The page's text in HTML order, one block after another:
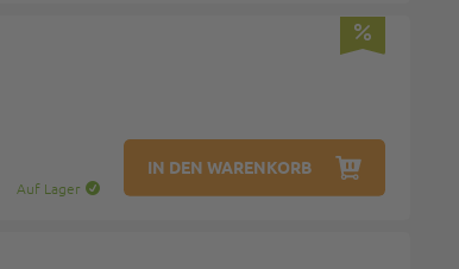
Auf Lager
IN DEN WARENKORB